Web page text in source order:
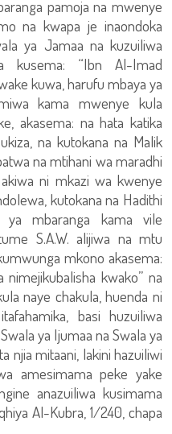
pamoja na mwenye
na kwapa je inaondoka
ya Jamaa na kuzuiliwa
kusema: “Ibn Al-Imad
kuwa, harufu mbaya ya
kama mwenye kula
akasema: na hata katika
na kutokana na Malik
na mtihani wa maradhi
ni mkazi wa kwenye
kutokana na Hadithi
ya mbaranga kama vile
S.A.W. alijiwa na mtu
mkono akasema:
nimejikubalisha kwako” na
naye chakula, huenda ni
basi huzuiliwa
ya Ijumaa na Swala ya
njia mitaani, lakini hazuiliwi
amesimama peke yake
anazuiliwa kusimama
Al-Kubra, 1/240, chapa